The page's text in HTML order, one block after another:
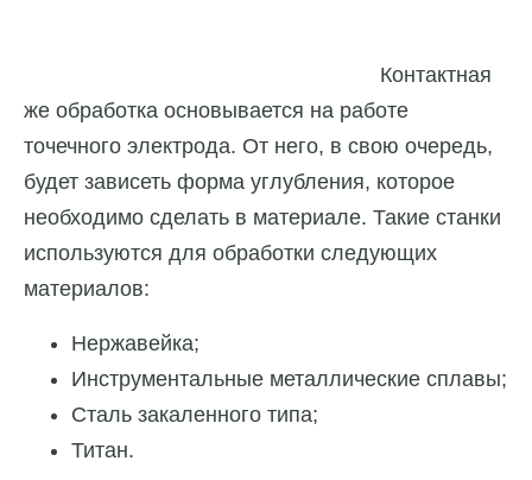
Контактная
же обработка основывается на работе
точечного электрода. От него, в свою очередь,
будет зависеть форма углубления, которое
необходимо сделать в материале. Такие станки
используются для обработки следующих
материалов:
Нержавейка;
Инструментальные металлические сплавы;
Сталь закаленного типа;
Титан.